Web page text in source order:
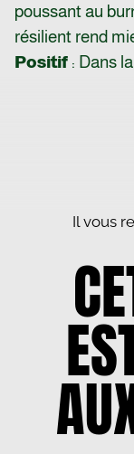
poussant au
résilient rend
Positif : Dans
Il vous